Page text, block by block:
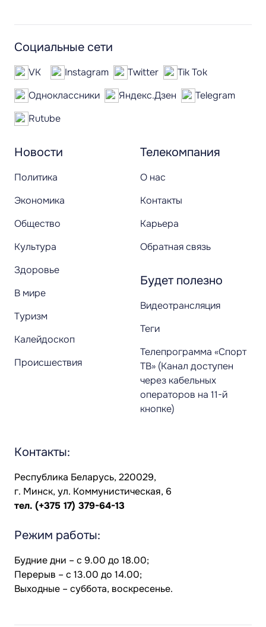
Новости
Политика
Экономика
Общество
Культура
Здоровье
В мире
Туризм
Калейдоскоп
Происшествия
Телекомпания
О нас
Контакты
Карьера
Обратная связь
Будет полезно
Видеотрансляция
Теги
Телепрограмма «Спорт
ТВ» (Канал доступен
через кабельных
операторов на 11-й
кнопке)
Социальные сети
VK Instagram Twitter
Tik Tok
Одноклассники
Яндекс.Дзен
Telegram
Rutube
Контакты:
Республика Беларусь, 220029,
г. Минск, ул. Коммунистическая, 6
тел. (+375 17) 379-64-13
Режим работы:
Будние дни – с 9.00 до 18.00;
Перерыв – с 13.00 до 14.00;
Выходные – суббота, воскресенье.